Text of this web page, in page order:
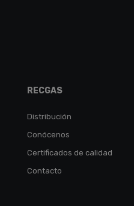
RECGAS
Distribución
Conócenos
Certificados de calidad
Contacto